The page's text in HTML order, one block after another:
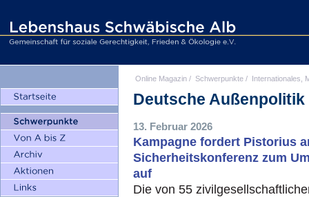
Online Magazin / Schwerpunkte / Internationales,
Deutsche Außenpolitik
13. Februar 2026
Kampagne fordert Pistorius
Sicherheitskonferenz zum
auf
Die von 55